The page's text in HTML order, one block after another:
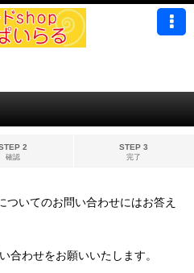
2
確認
STEP 3
完了
いてのお問い合わせにはお答え
合わせをお願いいたします。